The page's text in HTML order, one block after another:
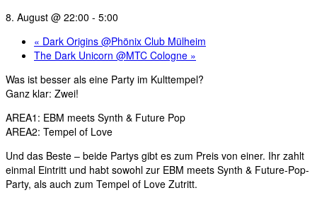
8. August @ 22:00 - 5:00
« Dark Origins @Phönix Club Mülheim
The Dark Unicorn @MTC Cologne »
Was ist besser als eine Party im Kulttempel?
Ganz klar: Zwei!
AREA1: EBM meets Synth & Future Pop
AREA2: Tempel of Love
Und das Beste – beide Partys gibt es zum Preis von einer. Ihr zahlt
einmal Eintritt und habt sowohl zur EBM meets Synth & Future-Pop-
Party, als auch zum Tempel of Love Zutritt.